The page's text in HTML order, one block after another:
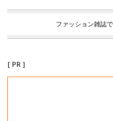
ファッション雑誌
[ PR ]